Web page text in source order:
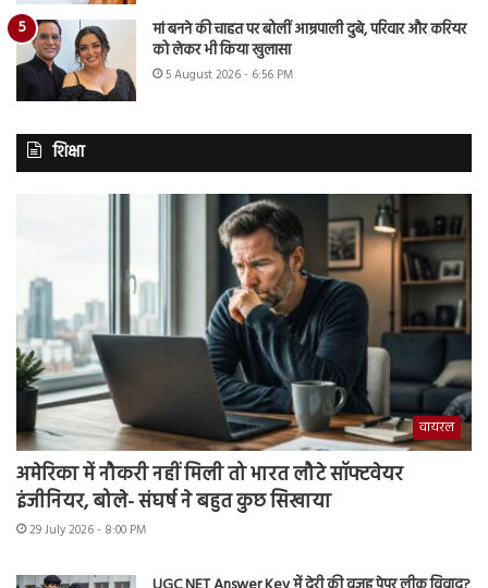
मां बनने की चाहत पर बोलीं आम्रपाली दुबे, परिवार और करियर
को लेकर भी किया खुलासा
5 August 2026 - 6:56 PM
शिक्षा
वायरल
अमेरिका में नौकरी नहीं मिली तो भारत लौटे सॉफ्टवेयर
इंजीनियर, बोले- संघर्ष ने बहुत कुछ सिखाया
29 July 2026 - 8:00 PM